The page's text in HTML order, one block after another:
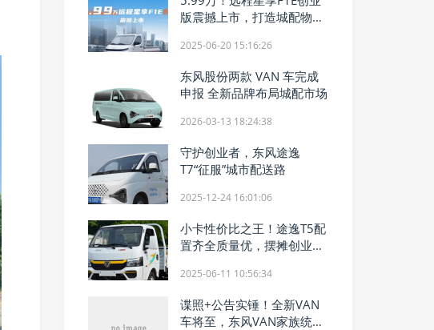
版震撼上市，打造城配物流
2025-06-20 15:16:26
东风股份两款 VAN 车完成
申报 全新品牌布局城配市场
2026-03-13 18:24:38
守护创业者，东风途逸
T7“征服”城市配送路
2025-12-24 16:01:06
小卡性价比之王！途逸T5配
置齐全质量优，摆摊创业神
2025-06-11 10:56:34
谍照+公告实锤！全新VAN
车将至，东风VAN家族统一